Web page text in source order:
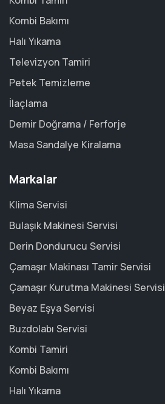
Kombi Bakımı
Halı Yıkama
Televizyon Tamiri
Petek Temizleme
İlaçlama
Demir Doğrama / Ferforje
Masa Sandalye Kiralama
Markalar
Klima Servisi
Bulaşık Makinesi Servisi
Derin Dondurucu Servisi
Çamaşır Makinası Tamir Servisi
Çamaşır Kurutma Makinesi Servisi
Beyaz Eşya Servisi
Buzdolabı Servisi
Kombi Tamiri
Kombi Bakımı
Halı Yıkama